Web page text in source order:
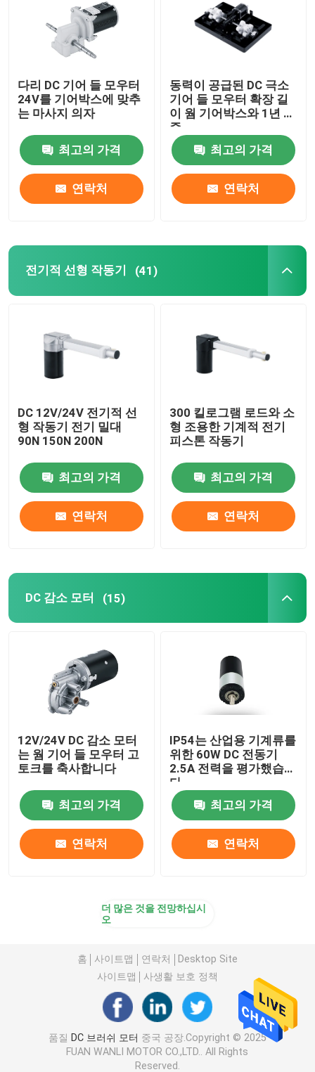
크네딩 모터
마사지 의자 모터
지압은 마사지사를 목을 자릅니다
피트 열기 마사지사
현명한 안구 안마기
풀 바디 마사지 의자
휴대용 마사지 총
타격 마사지 장치
다리 DC 기어 들 모우터
24V를 기어박스에 맞추
는 마사지 의자
최고의 가격
연락처
동력이 공급된 DC 극소
기어 들 모우터 확장 길
이 웜 기어박스와 1년 보
증
최고의 가격
연락처
전기적 선형 작동기 (41)
DC 12V/24V 전기적 선
형 작동기 전기 밀대
90N 150N 200N
최고의 가격
연락처
300 킬로그램 로드와 소
형 조용한 기계적 전기
피스톤 작동기
최고의 가격
연락처
DC 감소 모터 (15)
12V/24V DC 감소 모터
는 웜 기어 들 모우터 고
토크를 축사합니다
최고의 가격
연락처
IP54는 산업용 기계류를
위한 60W DC 전동기
2.5A 전력을 평가했습니
다
최고의 가격
연락처
더 많은 것을 전망하십시
오
홈 사이트맵 연락처
Desktop Site
사이트맵
사생활 보호 정책
품질 DC 브러쉬 모터 중국 공장.Copyright © 2025
FUAN WANLI MOTOR CO.,LTD.. All Rights
Reserved.